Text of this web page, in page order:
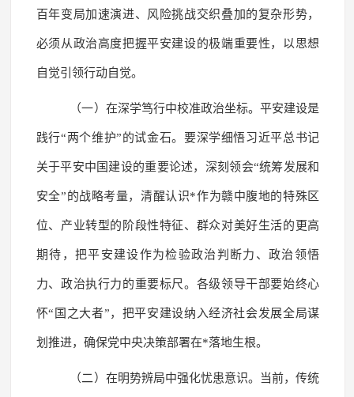
百年变局加速演进、风险挑战交织叠加的复杂形势，
必须从政治高度把握平安建设的极端重要性，以思想
自觉引领行动自觉。
（一）在深学笃行中校准政治坐标。平安建设是
践行“两个维护”的试金石。要深学细悟习近平总书记
关于平安中国建设的重要论述，深刻领会“统筹发展和
安全”的战略考量，清醒认识*作为赣中腹地的特殊区
位、产业转型的阶段性特征、群众对美好生活的更高
期待，把平安建设作为检验政治判断力、政治领悟
力、政治执行力的重要标尺。各级领导干部要始终心
怀“国之大者”，把平安建设纳入经济社会发展全局谋
划推进，确保党中央决策部署在*落地生根。
（二）在明势辨局中强化忧患意识。当前，传统